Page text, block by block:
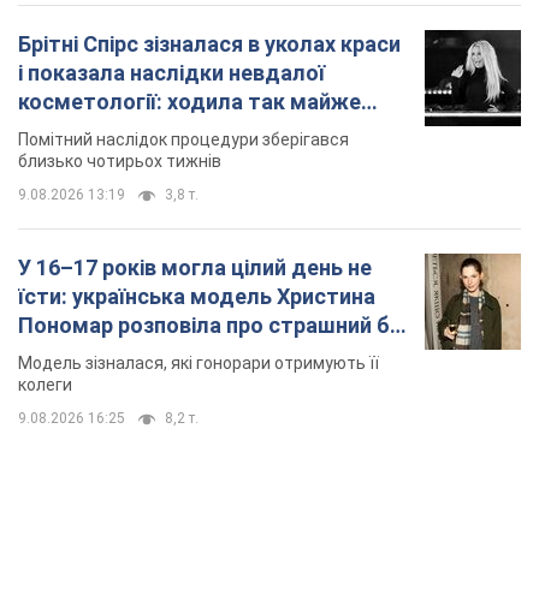
У 16–17 років могла цілий день не
їсти: українська модель Христина
Пономар розповіла про страшний бік
модельної кар’єри
колеги